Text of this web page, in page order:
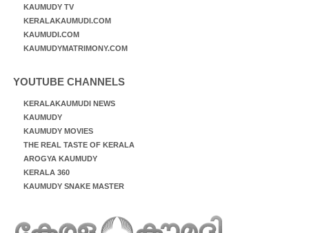
KAUMUDY TV
KERALAKAUMUDI.COM
KAUMUDI.COM
KAUMUDYMATRIMONY.COM
YOUTUBE CHANNELS
KERALAKAUMUDI NEWS
KAUMUDY
KAUMUDY MOVIES
THE REAL TASTE OF KERALA
AROGYA KAUMUDY
KERALA 360
KAUMUDY SNAKE MASTER